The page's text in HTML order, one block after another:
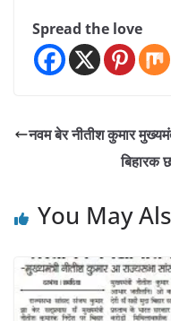
Spread the love
नवम बेर नीतीश कुमार
बिहारक
You May